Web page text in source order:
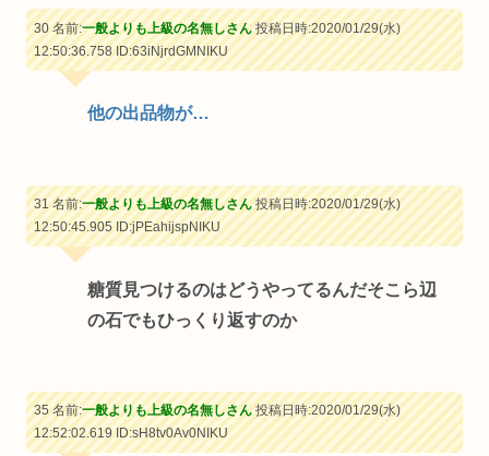
30 名前:一般よりも上級の名無しさん投稿日時:2020/01/29(水)
12:50:36.758ID:63iNjrdGMNIKU
他の出品物が…
31 名前:一般よりも上級の名無しさん投稿日時:2020/01/29(水)
12:50:45.905ID:jPEahijspNIKU
糖質見つけるのはどうやってるんだそこら辺
の石でもひっくり返すのか
35 名前:一般よりも上級の名無しさん投稿日時:2020/01/29(水)
12:52:02.619ID:sH8tv0Av0NIKU